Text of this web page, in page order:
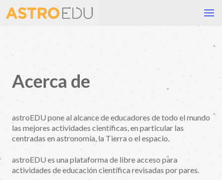
Acerca de
astroEDU pone al alcance de educadores de todo el mundo
las mejores actividades científicas, en particular las
centradas en astronomía, la Tierra o el espacio.
astroEDU es una plataforma de libre acceso para
actividades de educación científica revisadas por pares.